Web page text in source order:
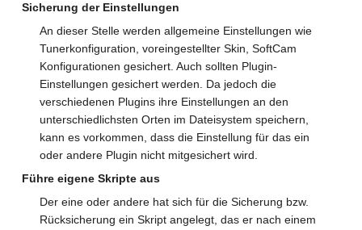
Sicherung der Einstellungen
An dieser Stelle werden allgemeine Einstellungen wie
Tunerkonfiguration, voreingestellter Skin, SoftCam
Konfigurationen gesichert. Auch sollten Plugin-
Einstellungen gesichert werden. Da jedoch die
verschiedenen Plugins ihre Einstellungen an den
unterschiedlichsten Orten im Dateisystem speichern,
kann es vorkommen, dass die Einstellung für das ein
oder andere Plugin nicht mitgesichert wird.
Führe eigene Skripte aus
Der eine oder andere hat sich für die Sicherung bzw.
Rücksicherung ein Skript angelegt, das er nach einem